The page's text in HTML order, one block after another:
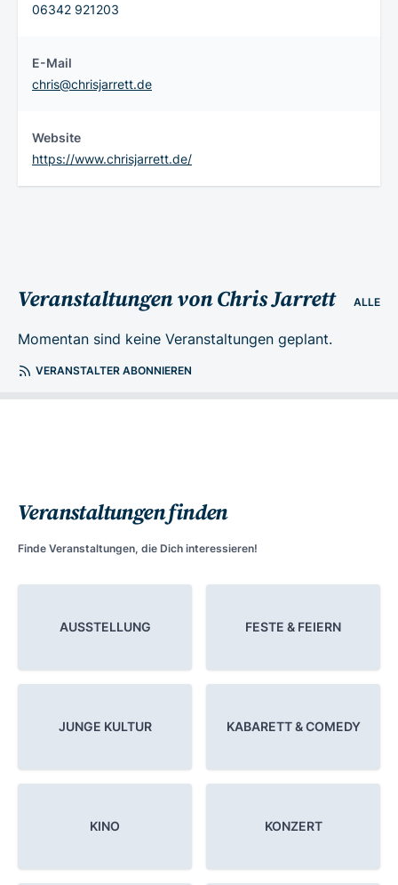
06342 921203
E-Mail
chris@chrisjarrett.de
Website
https://www.chrisjarrett.de/
Veranstaltungen von Chris Jarrett ALLE
Momentan sind keine Veranstaltungen geplant.
VERANSTALTER ABONNIEREN
Veranstaltungen finden
Finde Veranstaltungen, die Dich interessieren!
AUSSTELLUNG FESTE & FEIERN
JUNGE KULTUR KABARETT & COMEDY
KINO KONZERT